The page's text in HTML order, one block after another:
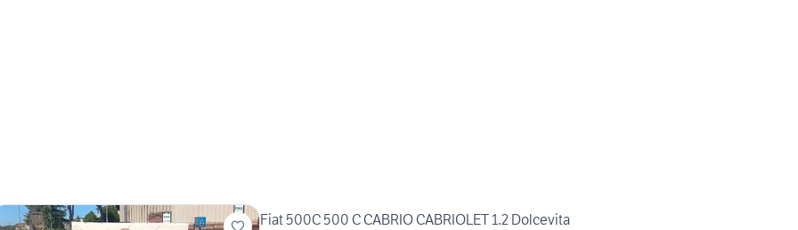
Fiat 500C 500 C CABRIO CABRIOLET 1.2 Dolcevita